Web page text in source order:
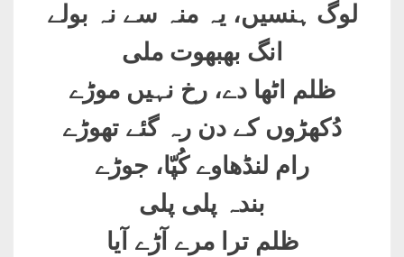
لوگ ہنسیں، یہ منہ سے نہ بولے
انگ بھبھوت ملی
ظلم اٹھا دے، رخ نہیں موڑے
دُکھڑوں کے دن رہ گئے تھوڑے
رام لنڈھاوے کُپّا، جوڑے
بندہ پلی پلی
ظلم ترا مرے آڑے آیا